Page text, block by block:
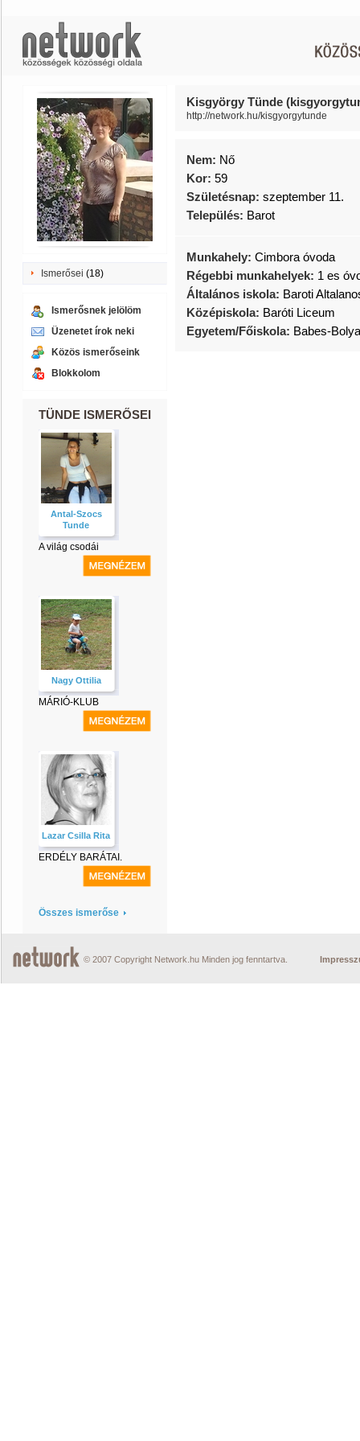
Ismerősei (18)
Ismerősnek jelölöm
Üzenetet írok neki
Közös ismerőseink
Blokkolom
TÜNDE ISMERŐSEI
Antal-Szocs
Tunde
A világ csodái
Nagy Ottilia
MÁRIÓ-KLUB
Lazar Csilla Rita
ERDÉLY BARÁTAI.
Összes ismerőse
Kisgyörgy Tünde
http://network.hu/kisgyorgytunde
Nem: Nő
Kor: 59
Születésnap: szeptember 11.
Település: Barot
Munkahely: Cimbora óvoda
Régebbi munkahelyek: 1 es
Általános iskola: Baroti
Középiskola: Baróti Liceum
Egyetem/Főiskola: Babes-
© 2007 Copyright Network.hu Minden jog fenntartva.